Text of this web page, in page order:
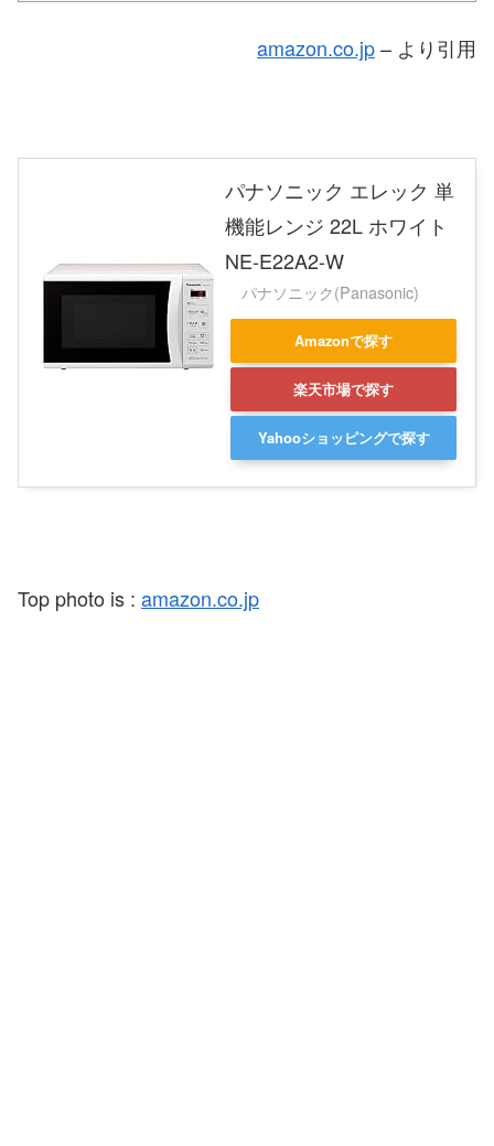
amazon.co.jp– より引用
パナソニック エレック 単
機能レンジ 22L ホワイト
NE-E22A2-W
パナソニック(Panasonic)
Amazonで探す
楽天市場で探す
Yahooショッピングで探す
Top photo is : amazon.co.jp